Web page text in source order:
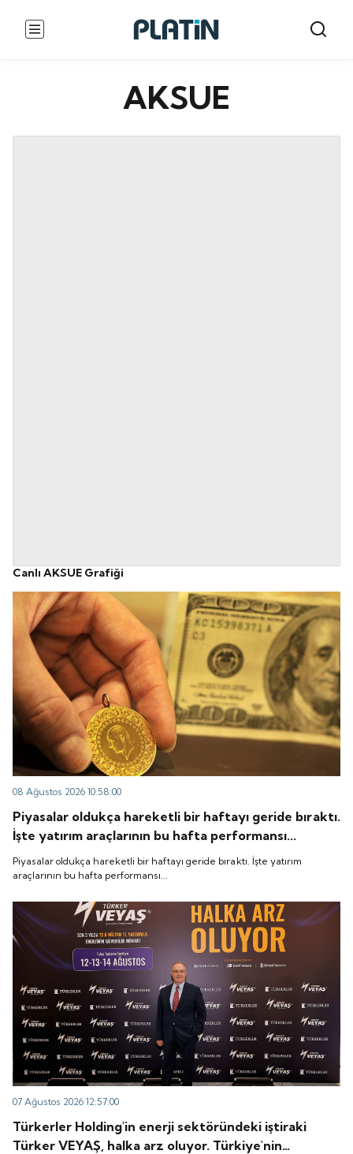
AKSUE
Canlı AKSUE Grafiği
08 Ağustos 2026 10:58:00
Piyasalar oldukça hareketli bir haftayı geride bıraktı.
İşte yatırım araçlarının bu hafta performansı...
Piyasalar oldukça hareketli bir haftayı geride bıraktı. İşte yatırım
araçlarının bu hafta performansı...
07 Ağustos 2026 12:57:00
Türkerler Holding'in enerji sektöründeki iştiraki
Türker VEYAŞ, halka arz oluyor. Türkiye'nin